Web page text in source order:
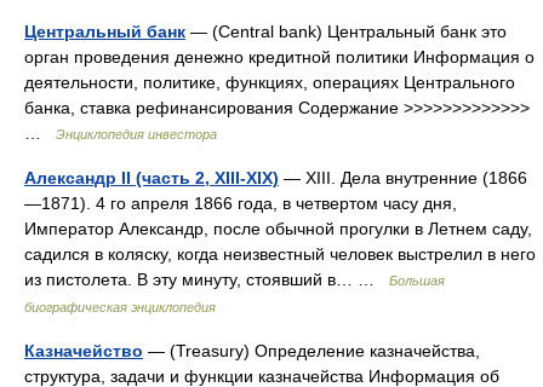
Центральный банк — (Central bank) Центральный банк это
орган проведения денежно кредитной политики Информация о
деятельности, политике, функциях, операциях Центрального
банка, ставка рефинансирования Содержание >>>>>>>>>>>>>
Энциклопедия инвестора
Александр II (часть 2, XIII-XIX) — XIII. Дела внутренние (1866
—1871). 4 го апреля 1866 года, в четвертом часу дня,
Император Александр, после обычной прогулки в Летнем саду,
садился в коляску, когда неизвестный человек выстрелил в него
из пистолета. В эту минуту, стоявший в… …
Большая
биографическая энциклопедия
Казначейство — (Treasury) Определение казначейства,
структура, задачи и функции казначейства Информация об